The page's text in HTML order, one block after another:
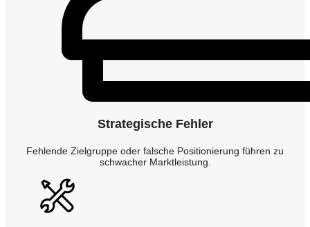
Strategische Fehler
Fehlende Zielgruppe oder falsche Positionierung führen zu
schwacher Marktleistung.